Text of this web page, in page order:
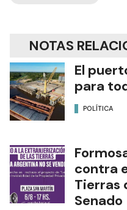
NOTAS
El
para
POLÍTICA
contra
Tierras
Senado